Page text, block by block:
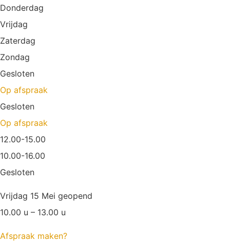
Donderdag
Vrijdag
Zaterdag
Zondag
Gesloten
Op afspraak
Gesloten
Op afspraak
12.00-15.00
10.00-16.00
Gesloten
Vrijdag 15 Mei geopend
10.00 u – 13.00 u
Afspraak maken?